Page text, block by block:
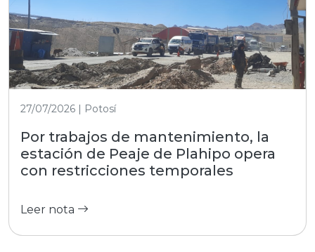
27/07/2026 | Potosí
Por trabajos de mantenimiento, la
estación de Peaje de Plahipo opera
con restricciones temporales
Leer nota